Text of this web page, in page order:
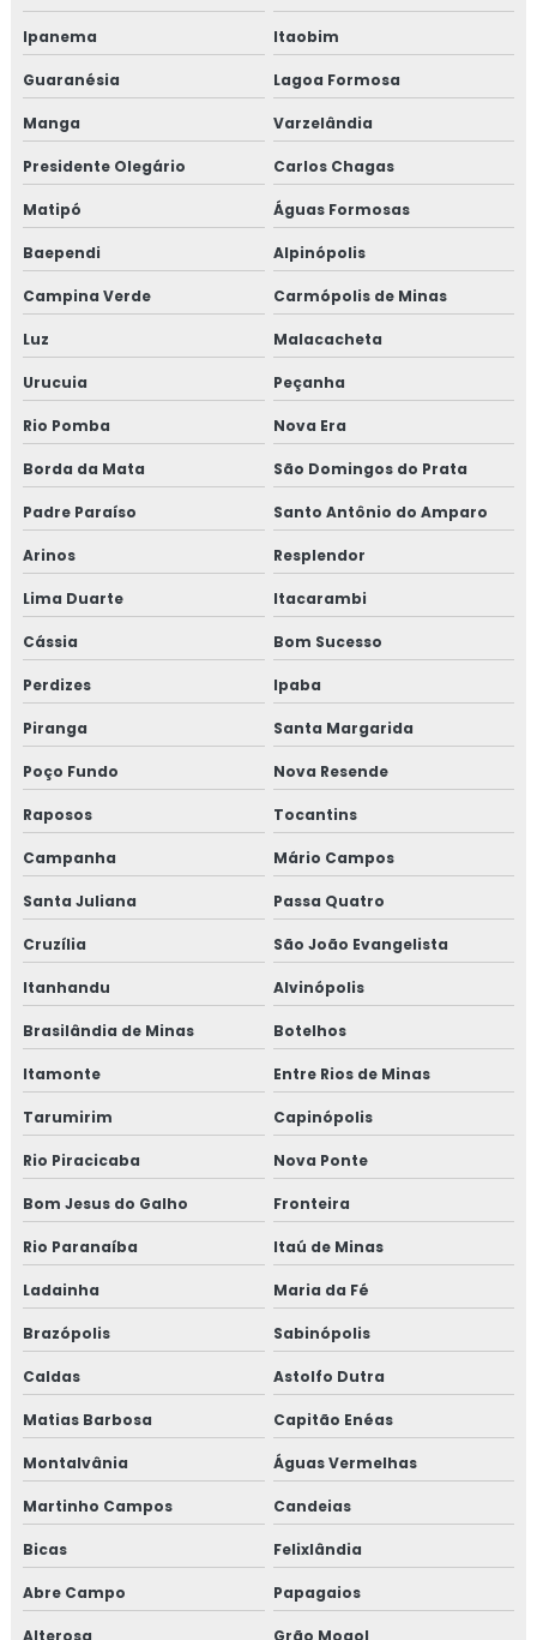
Ipanema Itaobim
Guaranésia Lagoa Formosa
Manga Varzelândia
Presidente Olegário Carlos Chagas
Matipó Águas Formosas
Baependi Alpinópolis
Campina Verde Carmópolis de Minas
Luz Malacacheta
Urucuia Peçanha
Rio Pomba Nova Era
Borda da Mata São Domingos do Prata
Padre Paraíso Santo Antônio do Amparo
Arinos Resplendor
Lima Duarte Itacarambi
Cássia Bom Sucesso
Perdizes Ipaba
Piranga Santa Margarida
Poço Fundo Nova Resende
Raposos Tocantins
Campanha Mário Campos
Santa Juliana Passa Quatro
Cruzília São João Evangelista
Itanhandu Alvinópolis
Brasilândia de Minas Botelhos
Itamonte Entre Rios de Minas
Tarumirim Capinópolis
Rio Piracicaba Nova Ponte
Bom Jesus do Galho Fronteira
Rio Paranaíba Itaú de Minas
Ladainha Maria da Fé
Brazópolis Sabinópolis
Caldas Astolfo Dutra
Matias Barbosa Capitão Enéas
Montalvânia Águas Vermelhas
Martinho Campos Candeias
Bicas Felixlândia
Abre Campo Papagaios
Alterosa Grão Mogol